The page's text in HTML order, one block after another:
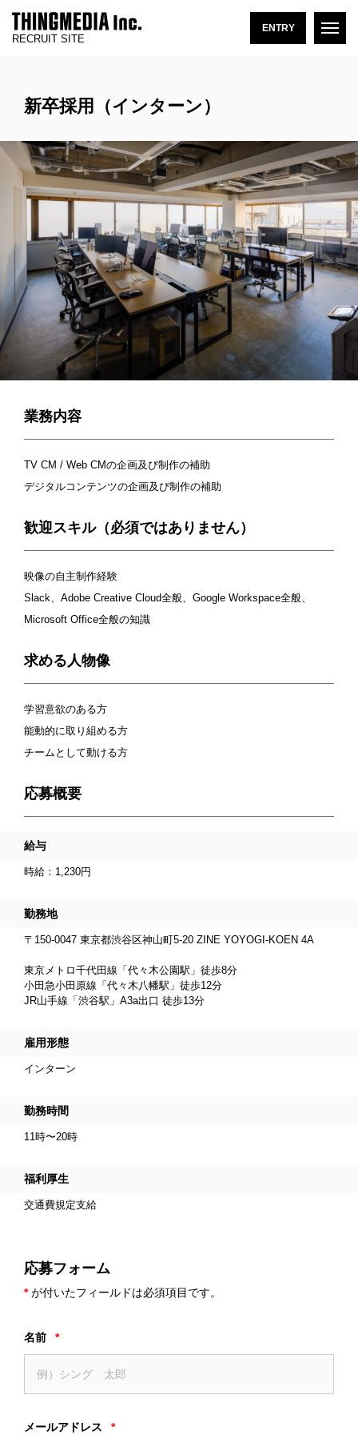
RECRUIT SITE
ENTRY
新卒採用（インターン）
業務内容
TV CM / Web CMの企画及び制作の補助
デジタルコンテンツの企画及び制作の補助
歓迎スキル（必須ではありません）
映像の自主制作経験
Slack、Adobe Creative Cloud全般、Google Workspace全般、
Microsoft Office全般の知識
求める人物像
学習意欲のある方
能動的に取り組める方
チームとして動ける方
応募概要
給与
時給：1,230円
勤務地
〒150-0047 東京都渋谷区神山町5-20 ZINE YOYOGI-KOEN 4A
東京メトロ千代田線「代々木公園駅」徒歩8分
小田急小田原線「代々木八幡駅」徒歩12分
JR山手線「渋谷駅」A3a出口 徒歩13分
雇用形態
インターン
勤務時間
11時〜20時
福利厚生
交通費規定支給
応募フォーム
*が付いたフィールドは必須項目です。
名前 *
メールアドレス *